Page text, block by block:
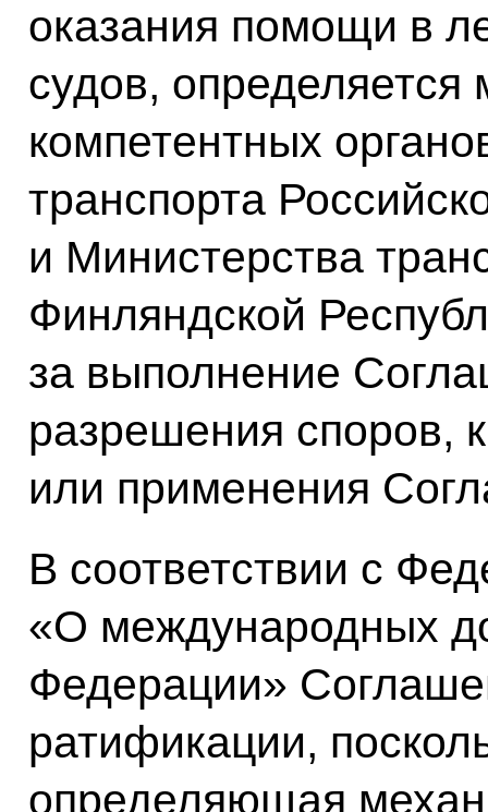
оказания помощи в
судов, определяется
компетентных
транспорта
и Министерства
Финляндской
за выполнение
разрешения споров,
или применения
В соответствии с
«О международных
Федерации»
ратификации,
определяющая